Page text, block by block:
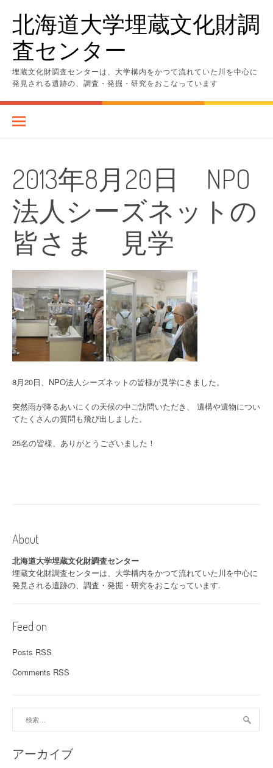
ッ
北海道大学埋蔵文化財調
査センター
埋蔵文化財調査センターは、大学構内をかつて流れていた川を中心に
発見される遺跡の、調査・発掘・研究をおこなっています
2013年8月20日 NPO
法人シーズネットの
皆さま 見学
8月20日、NPO法人シーズネットの皆様が見学にきました。
突然雨が降るあいにくの天候の中ご訪問いただき、 遺構や遺物につい
てたくさんの質問も飛び出しました。
25名の皆様、ありがとうございました！
About
北海道大学埋蔵文化財調査センター
埋蔵文化財調査センターは、大学構内をかつて流れていた川を中心に
発見される遺跡の、調査・発掘・研究をおこなっています.
Feed on
Posts RSS
Comments RSS
アーカイブ